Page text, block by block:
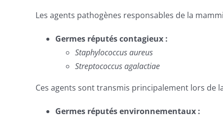
Les agents pathogènes responsables de la
Germes réputés contagieux :
Staphylococcus aureus
Streptococcus agalactiae
Ces agents sont transmis principalement lors de
Germes réputés environnementaux :